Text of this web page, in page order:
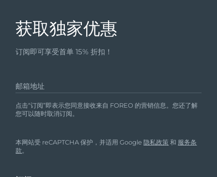
获取独家优惠
订阅即可享受首单 15% 折扣！
邮箱地址
点击“订阅”即表示您同意接收来自 FOREO 的营销信息。您还了解
您可以随时取消订阅。
本网站受 reCAPTCHA 保护，并适用 Google隐私政策 和 服务条
款。